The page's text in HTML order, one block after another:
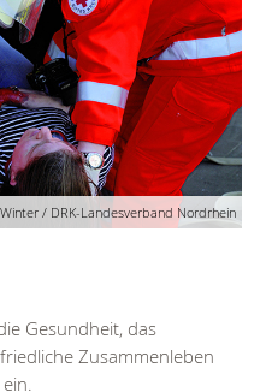
/ DRK-Landesverband Nordrhein
Gesundheit, das
Zusammenleben